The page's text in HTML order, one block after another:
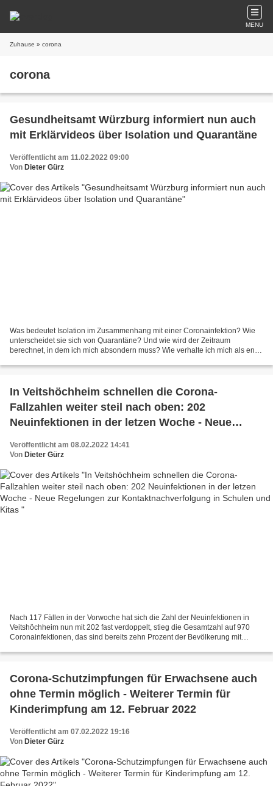
MENU
Zuhause » corona
corona
Gesundheitsamt Würzburg informiert nun auch
mit Erklärvideos über Isolation und Quarantäne
Veröffentlicht am 11.02.2022 09:00
Von Dieter Gürz
Was bedeutet Isolation im Zusammenhang mit einer Coronainfektion? Wie
unterscheidet sie sich von Quarantäne? Und wie wird der Zeitraum
berechnet, in dem ich mich absondern muss? Wie verhalte ich mich als enge
In Veitshöchheim schnellen die Corona-
Fallzahlen weiter steil nach oben: 202
Neuinfektionen in der letzen Woche - Neue
Schulen und Kitas
Veröffentlicht am 08.02.2022 14:41
Von Dieter Gürz
Nach 117 Fällen in der Vorwoche hat sich die Zahl der Neuinfektionen in
Veitshöchheim nun mit 202 fast verdoppelt, stieg die Gesamtzahl auf 970
Coronainfektionen, das sind bereits zehn Prozent der Bevölkerung mit
Corona-Schutzimpfungen für Erwachsene auch
ohne Termin möglich - Weiterer Termin für
Kinderimpfung am 12. Februar 2022
Veröffentlicht am 07.02.2022 19:16
Von Dieter Gürz